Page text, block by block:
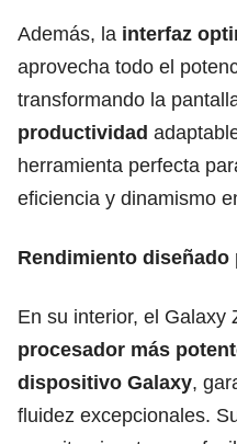
Además, la interfaz
aprovecha todo el
transformando la
productividad
herramienta perfecta
eficiencia y dinamismo
Rendimiento diseñado
En su interior, el Galaxy
procesador más
dispositivo Galaxy,
fluidez excepcionales.